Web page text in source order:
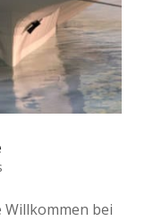
Willkommen bei